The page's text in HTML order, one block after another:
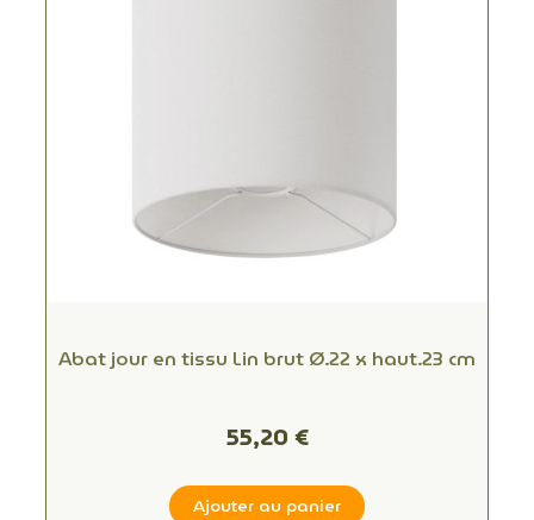
Abat jour en tissu Lin brut Ø.22 x haut.23 cm
55,20 €
Ajouter au panier